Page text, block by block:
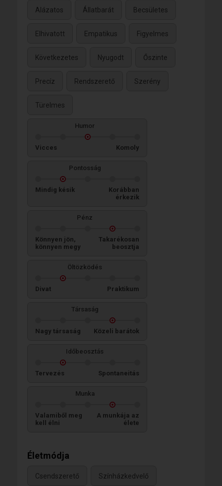
Alázatos Állatbarát Becsületes
Elhivatott Empatikus Figyelmes
Következetes Nyugodt Őszinte
Precíz Rendszerető Szerény
Türelmes
Humor
Vicces Komoly
Pontosság
Mindig késik
Korábban
érkezik
Pénz
Könnyen jön,
könnyen megy
Takarékosan
beosztja
Öltözködés
Divat Praktikum
Társaság
Nagy társaság Közeli barátok
Időbeosztás
Tervezés Spontaneitás
Munka
Valamiből meg
kell élni
A munkája az
élete
Életmódja
Csendszerető Színházkedvelő